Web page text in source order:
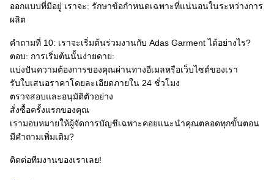
ออกแบบที่มีอยู่ เราจะ: รักษาข้อกำหนดเฉพาะที่แน่นอนในระหว่างการ
ผลิต
คำถามที่ 10: เราจะเริ่มต้นร่วมงานกับ Adas Garment ได้อย่างไร?​
ตอบ: การเริ่มต้นนั้นง่ายดาย:
แบ่งปันความต้องการของคุณผ่านทางอีเมลหรือเว็บไซต์ของเรา
รับใบเสนอราคาโดยละเอียดภายใน 24 ชั่วโมง
ตรวจสอบและอนุมัติตัวอย่าง
สั่งซื้อครั้งแรกของคุณ
เรามอบหมายให้ผู้จัดการบัญชีเฉพาะคอยแนะนำคุณตลอดทุกขั้นตอน
มีคำถามเพิ่มเติม?​
ติดต่อทีมงานของเราเลย!​